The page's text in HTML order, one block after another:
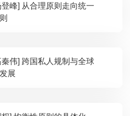
则走向统一
规制与全球
展